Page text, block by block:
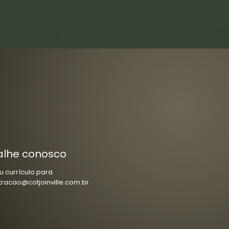
conosco
currículo para